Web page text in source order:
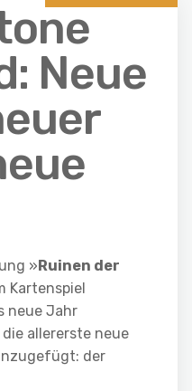
Neue
» Ruinen der
Kartenspiel
neue Jahr
allererste neue
der